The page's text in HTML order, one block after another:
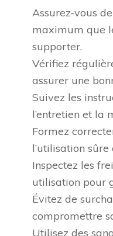
Assurez-vous
maximum que
supporter.
Vérifiez
assurer une
Suivez les
l’entretien et la
Formez
l’utilisation
Inspectez les
utilisation pour
Évitez de
compromettre
Utilisez des